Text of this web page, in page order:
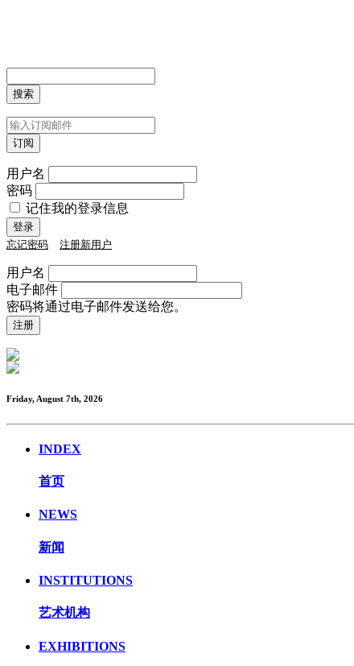
用户名
密码
记住我的登录信息
忘记密码 注册新用户
用户名
电子邮件
密码将通过电子邮件发送给您。
Friday, August 7th, 2026
INDEX
首页
NEWS
新闻
INSTITUTIONS
艺术机构
EXHIBITIONS